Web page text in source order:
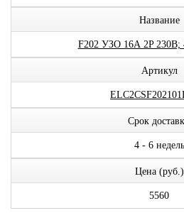
Название
F202 УЗО 16А 2P
Артикул
Срок
4 - 6 недель
Цена (руб.)
5560